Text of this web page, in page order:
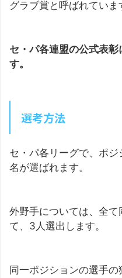
グラブ賞と呼ばれていま
セ・パ各連盟の公式表
す。
選考方法
セ・パ各リーグで、ポ
名が選ばれます。
外野手については、全
て、3人選出します。
同一ポジションの選手